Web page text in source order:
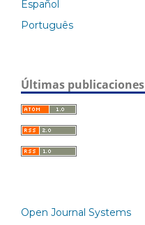
Español
Português
Últimas publicaciones
Open Journal Systems